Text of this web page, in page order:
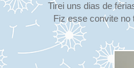
Tirei uns dias de
Fiz esse convite no